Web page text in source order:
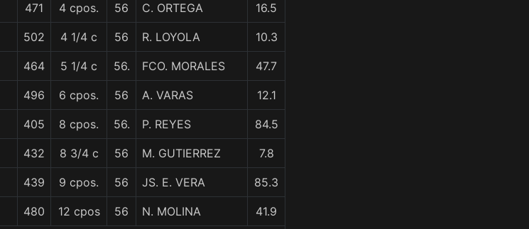
471 4 cpos. 56 C. ORTEGA 16.5
502 4 1/4 c 56 R. LOYOLA 10.3
464 5 1/4 c 56. FCO. MORALES 47.7
496 6 cpos. 56 A. VARAS 12.1
405 8 cpos. 56. P. REYES 84.5
432 8 3/4 c 56 M. GUTIERREZ 7.8
439 9 cpos. 56 JS. E. VERA 85.3
480 12 cpos 56 N. MOLINA 41.9